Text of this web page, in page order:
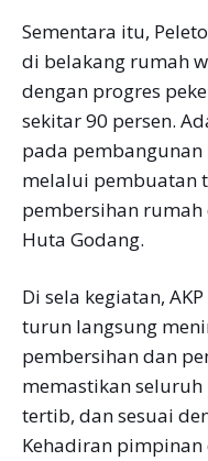
Sementara itu,
di belakang rumah
dengan progres
sekitar 90 persen.
pada
melalui pembuatan
pembersihan rumah
Huta Godang.
Di sela kegiatan,
turun langsung
pembersihan dan
memastikan
tertib, dan sesuai
Kehadiran